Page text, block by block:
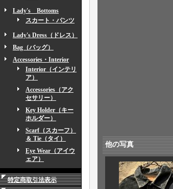
Lady's Bottoms
スカート・パンツ
Lady's Dress（ドレス）
Bag（バッグ）
Accessories・Interior
Interior（インテリ
ア）
Accessories（アク
セサリー）
Key Holder（キー
ホルダー）
Scarf（スカーフ）
＆ Tie（タイ）
Eye Wear（アイウ
ェア）
特定商取引法表示
他の写真